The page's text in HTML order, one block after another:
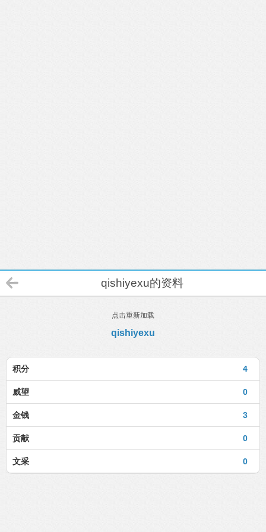
qishiyexu的资料
点击重新加载
qishiyexu
4
积分
0
威望
3
金钱
0
贡献
0
文采